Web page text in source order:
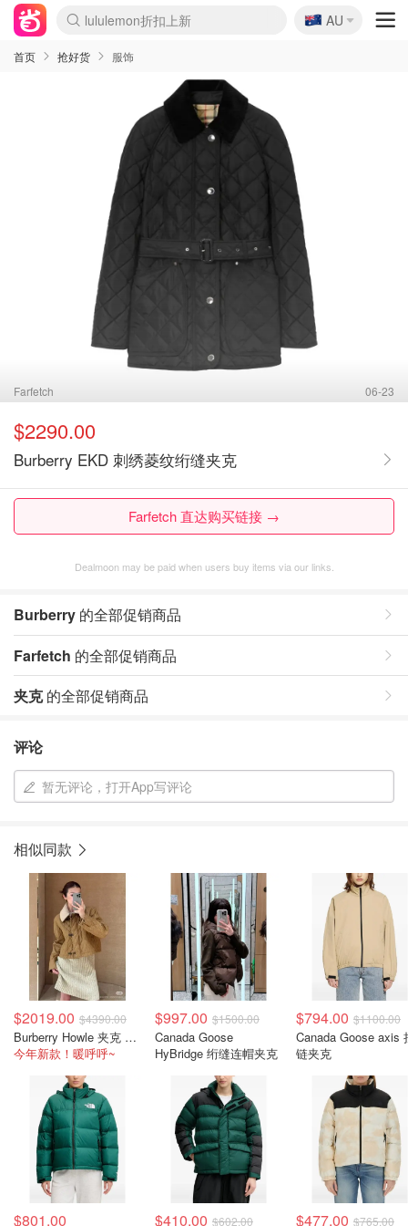
Sasa美妆护肤3.5折
SSENSE年中3折
FreshBeauty好价汇总
Cettire降价+叠9折
WWS Coles超市实拍
viagogo二手票捡漏
Myer超级周末1折
The Outnet奢牌1折起
David Jones 3折起
Flannels大牌1折
Perfumes Club护肤1折
AMIRO返校季6.2折
Amazon折扣汇总
eToro入金$200送$50
Amazon数码好物
ICONIC本周7.5折
ThedoubleF高奢地板价
Moose Knuckles 6折
丝芙兰5折起
EUFY官网3.7折起
Selenichast首饰2折
Trip机票酒店促销
YSL送5件彩妆礼
Amazon家居好物
Amazon美妆护肤
雅漾大喷$8
过敏原检测盒$33
伊索独家赠50ml沐浴露
科颜氏清仓3折
SEALIFE海洋馆门票6折
丝塔芙大白罐$16
订阅Newsletter送香薰
Cult Beauty 6.8折
Harrods圣诞日历2.3折
LN-CC奢牌私促3折
d'Alba空姐喷雾$16
EVE LOM套装逆天2折
Bernardelli独家4折
Adore Beauty 6折起
CT圣诞日历
Mytheresa奢品2.7折
Luxury Escapes 9折
Currentbody美容仪9折
MOON Garden Live
Roborock扫地机3.7折
Tingo Life水杯$24
Valentino官网5折
CR洗发护发6.3折
修丽可套装7.4折
Myer彩妆2件7折
GANNI官网4.5折
Stylevana韩妆4折
Tessabit高奢8.5折
OGX洗护4折
Amazon阿德莱德次日达
卡诗8.5折+赠礼
Philips Hue灯具8折
🇦🇺
AU
首页 抢好货 服饰
Farfetch 06-23
$2290.00
Burberry EKD 刺绣菱纹绗缝夹克
Farfetch 直达购买链接 →
Dealmoon may be paid when users buy items via our links.
Burberry 的全部促销商品
Farfetch 的全部促销商品
夹克的全部促销商品
评论
暂无评论，打开App写评论
相似同款
$2019.00 $4390.00
Burberry Howle 夹克 棕色羊羔绒领 棉质
今年新款！暖呼呼~
$997.00 $1500.00
Canada Goose
HyBridge 绗缝连帽夹克
$794.00 $1100.00
Canada Goose axis
链夹克
$801.00 $410.00 $602.00 $477.00 $765.00